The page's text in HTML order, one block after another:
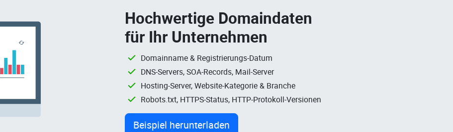
Hochwertige Domaindaten
für Ihr Unternehmen
Domainname & Registrierungs-Datum
DNS-Servers, SOA-Records, Mail-Server
Hosting-Server, Website-Kategorie & Branche
Robots.txt, HTTPS-Status, HTTP-Protokoll-Versionen
Beispiel herunterladen